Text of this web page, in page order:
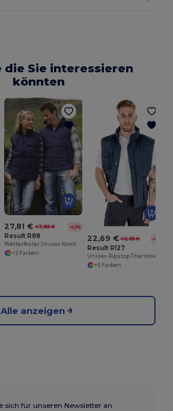
die Sie interessieren
könnten
27,81 € 47,95 € -42%
Result R88
Wetterfester Unisex Komfort-Bodywarmer
+2 Farben
22,69 € 40,35 € -44%
Result R127
+5 Farben
Alle anzeigen
sich für unseren Newsletter an